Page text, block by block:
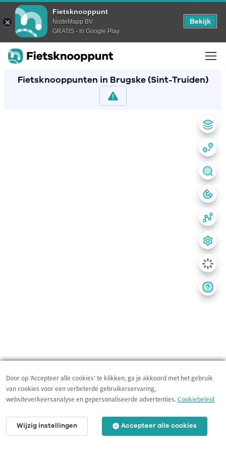
Fietsknooppunt
NodeMapp BV
GRATIS - In Google Play
Bekijk
Fietsknooppunten in Brugske (Sint-Truiden)
200 m
Door op 'Accepteer alle cookies' te klikken, ga je akkoord met het gebruik
van cookies voor een verbeterde gebruikerservaring,
websiteverkeersanalyse en gepersonaliseerde advertenties.Cookiebeleid
Wijzig instellingen Accepteer alle cookies